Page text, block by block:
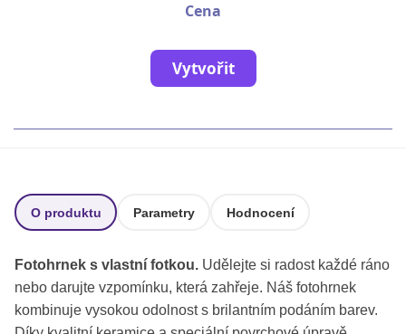
Fotoknihy a dárky pro školy
Hrnky, magnety, trička…
Cena
Vytvořit
O produktu Parametry Hodnocení
Fotohrnek s vlastní fotkou. Udělejte si radost každé ráno
nebo darujte vzpomínku, která zahřeje. Náš fotohrnek
kombinuje vysokou odolnost s brilantním podáním barev.